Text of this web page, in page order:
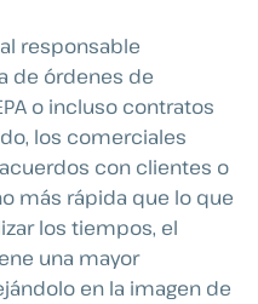
responsable
de órdenes de
o incluso contratos
los comerciales
con clientes o
más rápida que lo que
los tiempos, el
una mayor
en la imagen de